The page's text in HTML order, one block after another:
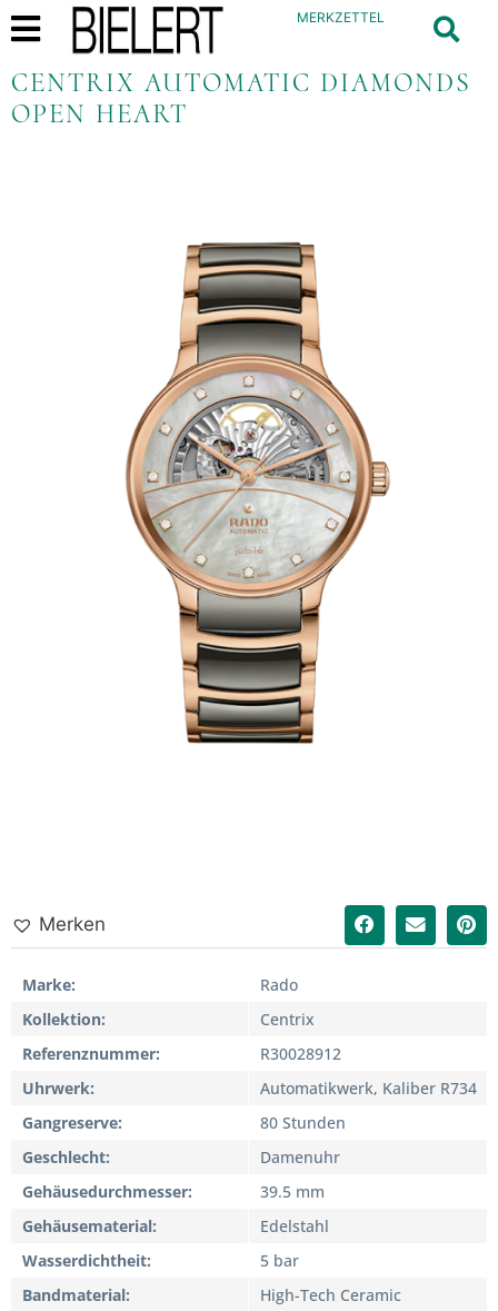
MERKZETTEL
CENTRIX AUTOMATIC DIAMONDS
OPEN HEART
Merken
Marke
Rado
Kollektion
Centrix
Referenznummer
R30028912
Uhrwerk
Automatikwerk, Kaliber R734
Gangreserve
80 Stunden
Geschlecht
Damenuhr
Gehäusedurchmesser
39.5 mm
Gehäusematerial
Edelstahl
Wasserdichtheit
5 bar
Bandmaterial
High-Tech Ceramic